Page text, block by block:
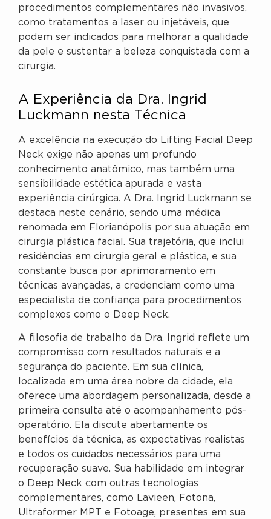
procedimentos complementares não invasivos,
como tratamentos a laser ou injetáveis, que
podem ser indicados para melhorar a qualidade
da pele e sustentar a beleza conquistada com a
cirurgia.
A Experiência da Dra. Ingrid
Luckmann nesta Técnica
A excelência na execução do Lifting Facial Deep
Neck exige não apenas um profundo
conhecimento anatômico, mas também uma
sensibilidade estética apurada e vasta
experiência cirúrgica. A Dra. Ingrid Luckmann se
destaca neste cenário, sendo uma médica
renomada em Florianópolis por sua atuação em
cirurgia plástica facial. Sua trajetória, que inclui
residências em cirurgia geral e plástica, e sua
constante busca por aprimoramento em
técnicas avançadas, a credenciam como uma
especialista de confiança para procedimentos
complexos como o Deep Neck.
A filosofia de trabalho da Dra. Ingrid reflete um
compromisso com resultados naturais e a
segurança do paciente. Em sua clínica,
localizada em uma área nobre da cidade, ela
oferece uma abordagem personalizada, desde a
primeira consulta até o acompanhamento pós-
operatório. Ela discute abertamente os
benefícios da técnica, as expectativas realistas
e todos os cuidados necessários para uma
recuperação suave. Sua habilidade em integrar
o Deep Neck com outras tecnologias
complementares, como Lavieen, Fotona,
Ultraformer MPT e Fotoage, presentes em sua